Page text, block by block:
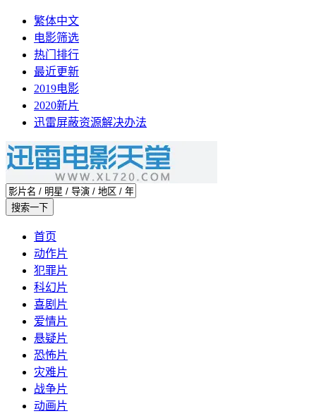
繁体中文
电影筛选
热门排行
最近更新
2019电影
2020新片
迅雷屏蔽资源解决办法
首页
动作片
犯罪片
科幻片
喜剧片
爱情片
悬疑片
恐怖片
灾难片
战争片
动画片